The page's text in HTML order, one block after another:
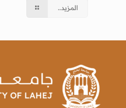
المزيد..